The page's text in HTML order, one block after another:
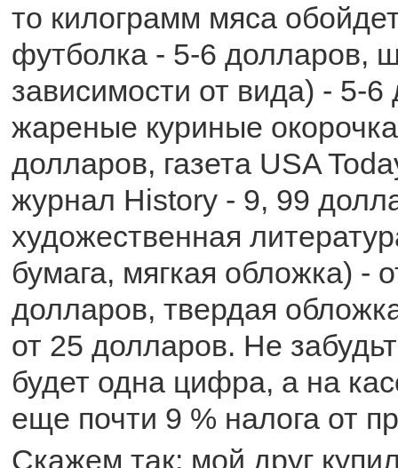
то килограмм мяса
футболка - 5-6 долларов,
зависимости от вида) - 5-6
жареные куриные
долларов, газета USA
журнал History - 9, 99
художественная
бумага, мягкая обложка) -
долларов, твердая
от 25 долларов. Не
будет одна цифра, а на
еще почти 9 % налога от
Скажем так: мой друг